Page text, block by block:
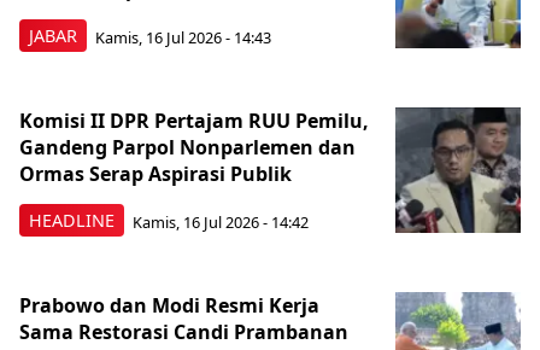
JABAR Kamis, 16 Jul 2026 - 14:43
HEADLINE
Komisi II DPR Pertajam RUU Pemilu,
Gandeng Parpol Nonparlemen dan
Ormas Serap Aspirasi Publik
Kamis, 16 Jul 2026 - 14:42
Prabowo dan Modi Resmi Kerja
Sama Restorasi Candi Prambanan